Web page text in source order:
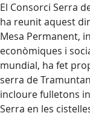
El Consorci Serra
ha reunit aquest
Mesa Permanent,
econòmiques i
mundial, ha fet
serra de
incloure fulletons
Serra en les